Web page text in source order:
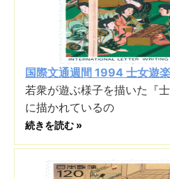
国際文通週間 1994 士女遊
若衆が遊ぶ様子を描いた『
に描かれているの
続きを読む »